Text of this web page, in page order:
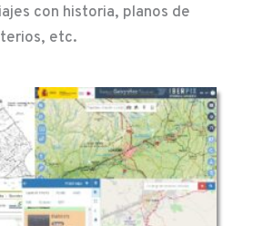
con historia, planos de
etc.